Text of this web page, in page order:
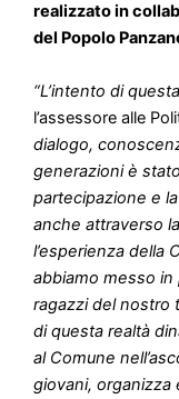
realizzato in
del Popolo
“L’intento di
l’assessore alle
dialogo,
generazioni è
partecipazione e
anche attraverso
l’esperienza della
abbiamo messo
ragazzi del nostro
di questa realtà
al Comune
giovani,